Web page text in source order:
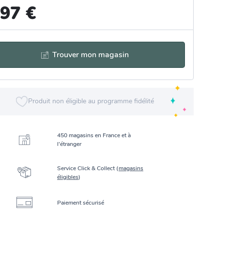
€
Trouver mon magasin
Produit non éligible au programme fidélité
450 magasins en France et à
l’étranger
Service Click & Collect (magasins
éligibles)
Paiement sécurisé